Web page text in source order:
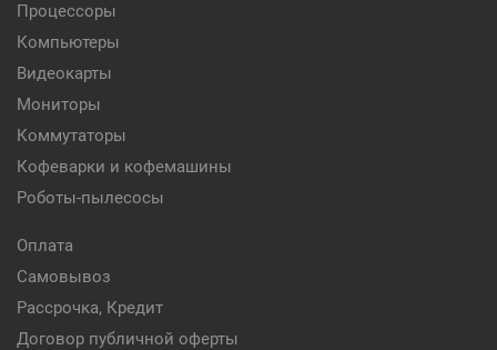
Процессоры
Компьютеры
Видеокарты
Мониторы
Коммутаторы
Кофеварки и кофемашины
Роботы-пылесосы
Оплата
Самовывоз
Рассрочка, Кредит
Договор публичной оферты